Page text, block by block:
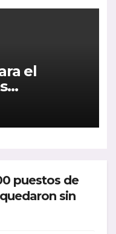
el
de
puestos de
sin